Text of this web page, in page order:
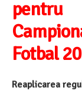
Fotbal
Reaplicarea